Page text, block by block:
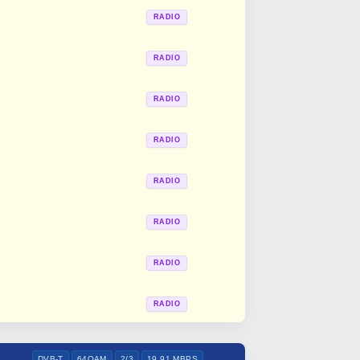
RADIO
RADIO
RADIO
RADIO
RADIO
RADIO
RADIO
RADIO